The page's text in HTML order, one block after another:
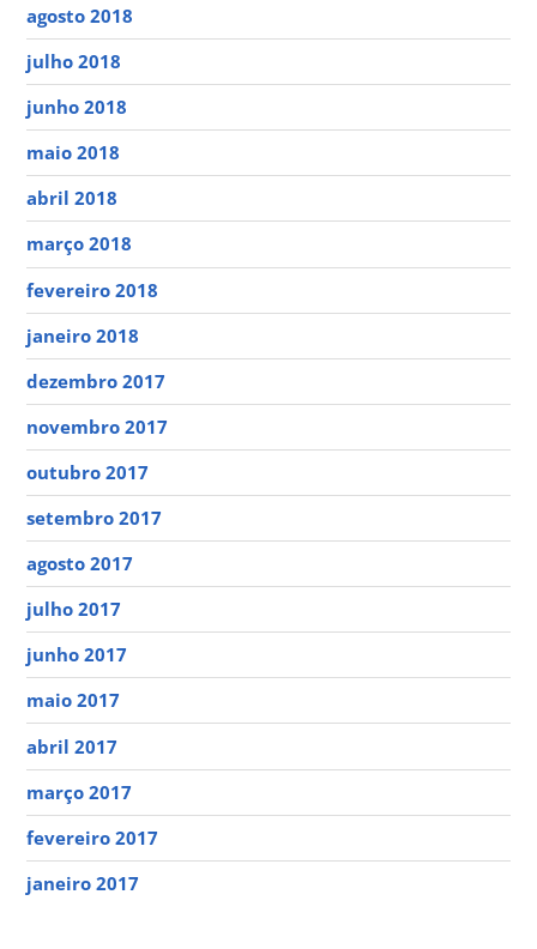
agosto 2018
julho 2018
junho 2018
maio 2018
abril 2018
março 2018
fevereiro 2018
janeiro 2018
dezembro 2017
novembro 2017
outubro 2017
setembro 2017
agosto 2017
julho 2017
junho 2017
maio 2017
abril 2017
março 2017
fevereiro 2017
janeiro 2017